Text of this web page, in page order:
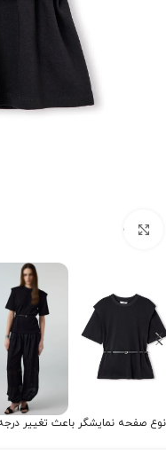
برای بزرگنمایی کلیک کنید
نوع صفحه نمایشگر باعث تغییر